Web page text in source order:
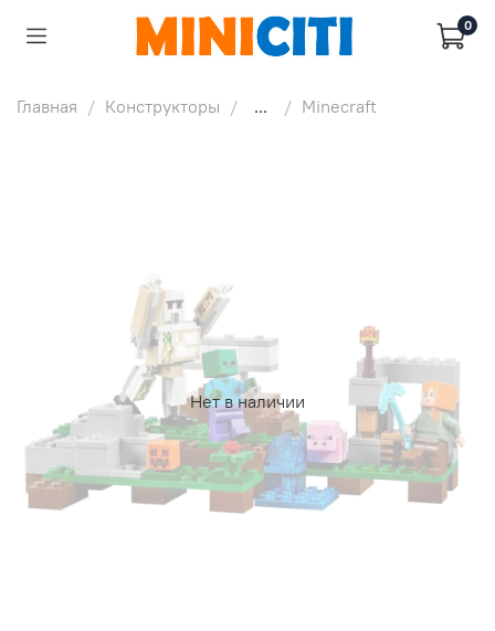
0
Главная Конструкторы ... Minecraft
Нет в наличии